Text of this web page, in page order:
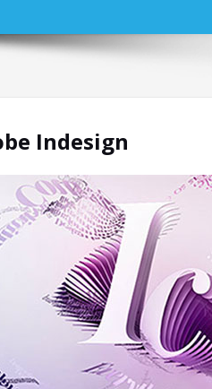
Indesign